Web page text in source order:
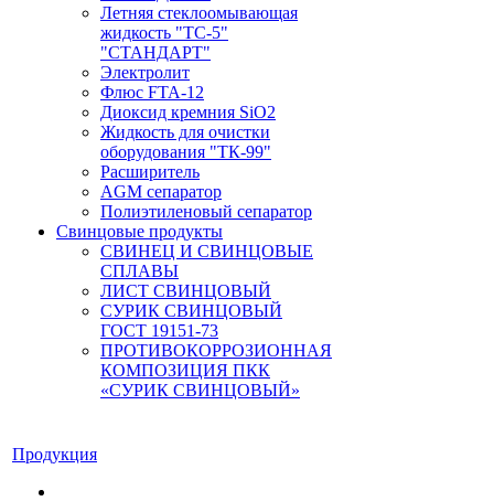
Летняя стеклоомывающая
жидкость "ТС-5"
"СТАНДАРТ"
Электролит
Флюс FTA-12
Диоксид кремния SiO2
Жидкость для очистки
оборудования "ТК-99"
Расширитель
AGM сепаратор
Полиэтиленовый сепаратор
Свинцовые продукты
СВИНЕЦ И СВИНЦОВЫЕ
СПЛАВЫ
ЛИСТ СВИНЦОВЫЙ
СУРИК СВИНЦОВЫЙ
ГОСТ 19151-73
ПРОТИВОКОРРОЗИОННАЯ
КОМПОЗИЦИЯ ПКК
«СУРИК СВИНЦОВЫЙ»
Продукция